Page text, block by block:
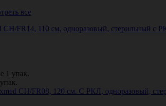
все
FR14, 110 см, одноразовый, стерильный с
1 упак.
СН/FR08, 120 см. С РКЛ, одноразовый,